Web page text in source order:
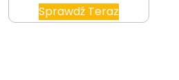
Sprawdź Teraz